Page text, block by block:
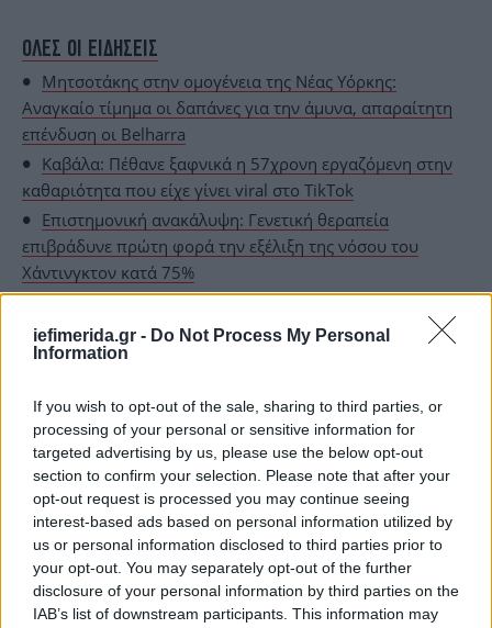
iefimerida.gr - Do Not Process My Personal
Information
If you wish to opt-out of the sale, sharing to third parties, or
processing of your personal or sensitive information for
targeted advertising by us, please use the below opt-out
section to confirm your selection. Please note that after your
opt-out request is processed you may continue seeing
interest-based ads based on personal information utilized by
us or personal information disclosed to third parties prior to
your opt-out. You may separately opt-out of the further
disclosure of your personal information by third parties on the
IAB’s list of downstream participants. This information may
ΟΛΕΣ ΟΙ ΕΙΔΗΣΕΙΣ
Μητσοτάκης στην ομογένεια της Νέας Υόρκης:
Αναγκαίο τίμημα οι δαπάνες για την άμυνα, απαραίτητη
επένδυση οι Belharra
Καβάλα: Πέθανε ξαφνικά η 57χρονη εργαζόμενη στην
καθαριότητα που είχε γίνει viral στο TikTok
Επιστημονική ανακάλυψη: Γενετική θεραπεία
επιβράδυνε πρώτη φορά την εξέλιξη της νόσου του
Χάντινγκτον κατά 75%